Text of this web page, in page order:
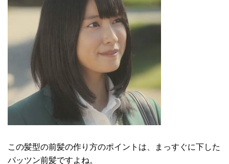
この髪型の前髪の作り方のポイントは、まっすぐに下した
パッツン前髪ですよね。